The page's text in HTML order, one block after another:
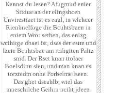
Kannst du lesen? Afugrnud enier
Stidue an der elingshcen
Unvirestiaet ist es eagl, in wlehcer
Rienhnelfoge die Bcuhtsbaen in
eniem Wrot sethen, das enizg
wcihitge dbaei ist, dsas der estre und
lzete Bcuhtsbae am rcihgiten Paltz
snid. Der Rset knan ttolaer
Boelsdinn sien, und man knan es
torztedm onhe Porbelme lseen.
Das ghet dseahlb, wiel das
mneschilche Geihrn nciht jdeen